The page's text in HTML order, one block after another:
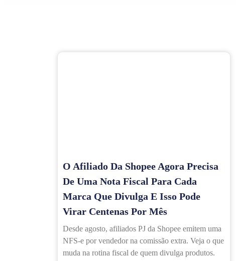
O Afiliado Da Shopee Agora Precisa
De Uma Nota Fiscal Para Cada
Marca Que Divulga E Isso Pode
Virar Centenas Por Mês
Desde agosto, afiliados PJ da Shopee emitem uma
NFS-e por vendedor na comissão extra. Veja o que
muda na rotina fiscal de quem divulga produtos.